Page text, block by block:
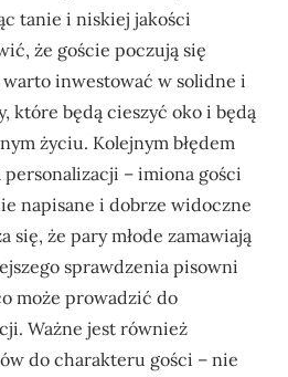
tanie i niskiej jakości
że goście poczują się
inwestować w solidne i
które będą cieszyć oko i będą
życiu. Kolejnym błędem
– imiona gości
napisane i dobrze widoczne
się, że pary młode zamawiają
sprawdzenia pisowni
może prowadzić do
Ważne jest również
do charakteru gości – nie